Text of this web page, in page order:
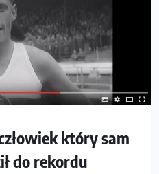
który sam
do rekordu